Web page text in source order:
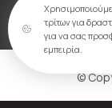
©
τρίτων για
για να σας
εμπειρία.